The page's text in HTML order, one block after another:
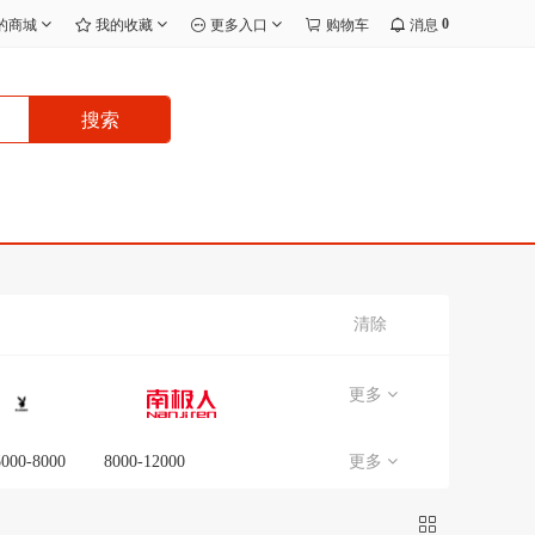
商城 我的收藏 更多入口 购物车 消息 0
搜索
清除
更多
8000 8000-12000 更多